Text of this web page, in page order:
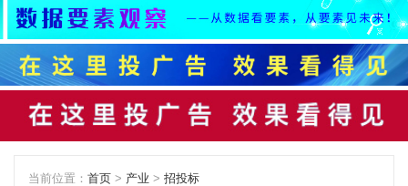
当前位置： 首页 > 产业 > 招投标